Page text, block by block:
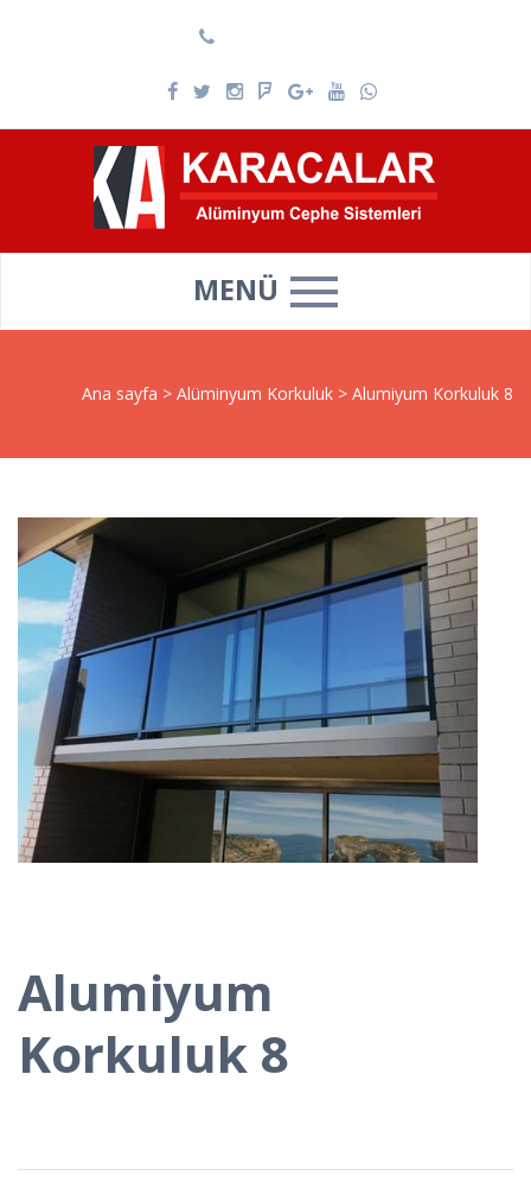
MENÜ
Ana sayfa > Alüminyum Korkuluk > Alumiyum Korkuluk 8
Alumiyum
Korkuluk 8